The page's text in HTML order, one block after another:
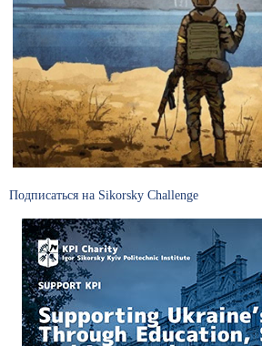
Подписаться на Sikorsky Challenge